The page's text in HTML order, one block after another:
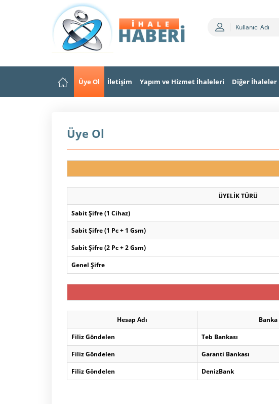
Üye Ol İletişim Yapım ve Hizmet İhaleleri Diğer İhaleler
Üye Ol
ÜYELİK TÜRÜ
Sabit Şifre (1 Cihaz)
Sabit Şifre (1 Pc + 1 Gsm)
Sabit Şifre (2 Pc + 2 Gsm)
Genel Şifre
Hesap Adı Banka
Filiz Göndelen
Teb Bankası
Filiz Göndelen
Garanti Bankası
Filiz Göndelen
DenizBank